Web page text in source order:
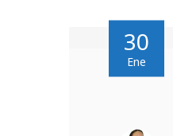
30
Ene